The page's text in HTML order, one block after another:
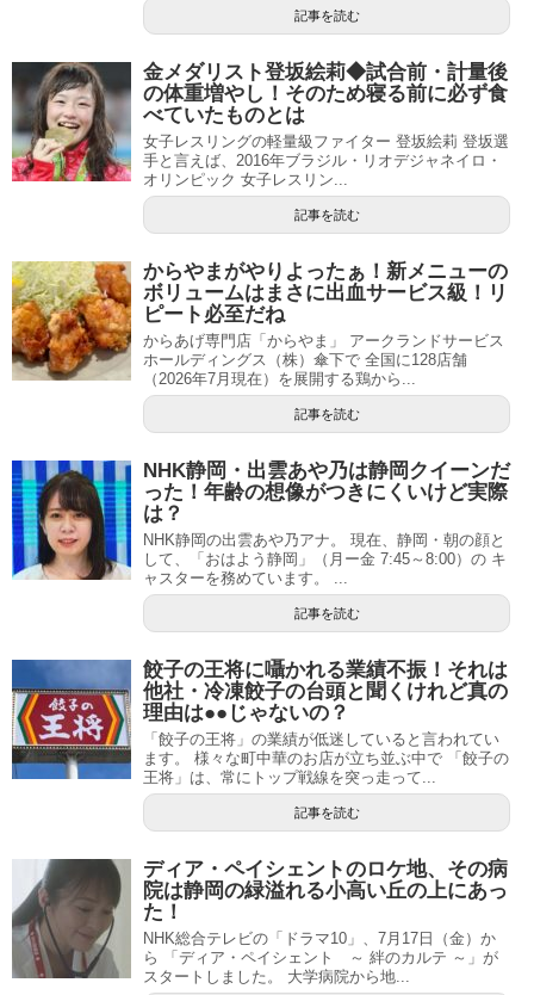
記事を読む
金メダリスト登坂絵莉◆試合前・計量後
の体重増やし！そのため寝る前に必ず食
べていたものとは
女子レスリングの軽量級ファイター 登坂絵莉 登坂選
手と言えば、2016年ブラジル・リオデジャネイロ・
オリンピック 女子レスリン...
記事を読む
からやまがやりよったぁ！新メニューの
ボリュームはまさに出血サービス級！リ
ピート必至だね
からあげ専門店「からやま」 アークランドサービス
ホールディングス（株）傘下で 全国に128店舗
（2026年7月現在）を展開する鶏から...
記事を読む
NHK静岡・出雲あや乃は静岡クイーンだ
った！年齢の想像がつきにくいけど実際
は？
NHK静岡の出雲あや乃アナ。 現在、静岡・朝の顔と
して、「おはよう静岡」（月ー金 7:45～8:00）の キ
ャスターを務めています。 ...
記事を読む
餃子の王将に囁かれる業績不振！それは
他社・冷凍餃子の台頭と聞くけれど真の
理由は●●じゃないの？
「餃子の王将」の業績が低迷していると言われてい
ます。 様々な町中華のお店が立ち並ぶ中で 「餃子の
王将」は、常にトップ戦線を突っ走って...
記事を読む
ディア・ペイシェントのロケ地、その病
院は静岡の緑溢れる小高い丘の上にあっ
た！
NHK総合テレビの「ドラマ10」、7月17日（金）か
ら 「ディア・ペイシェント ～ 絆のカルテ ～」が
スタートしました。 大学病院から地...